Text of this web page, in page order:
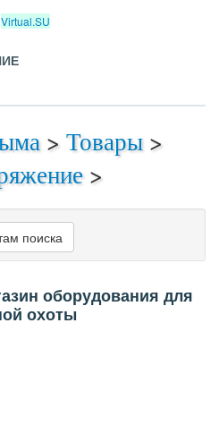
Virtual.SU
> Товары >
>
поиска
оборудования для
охоты